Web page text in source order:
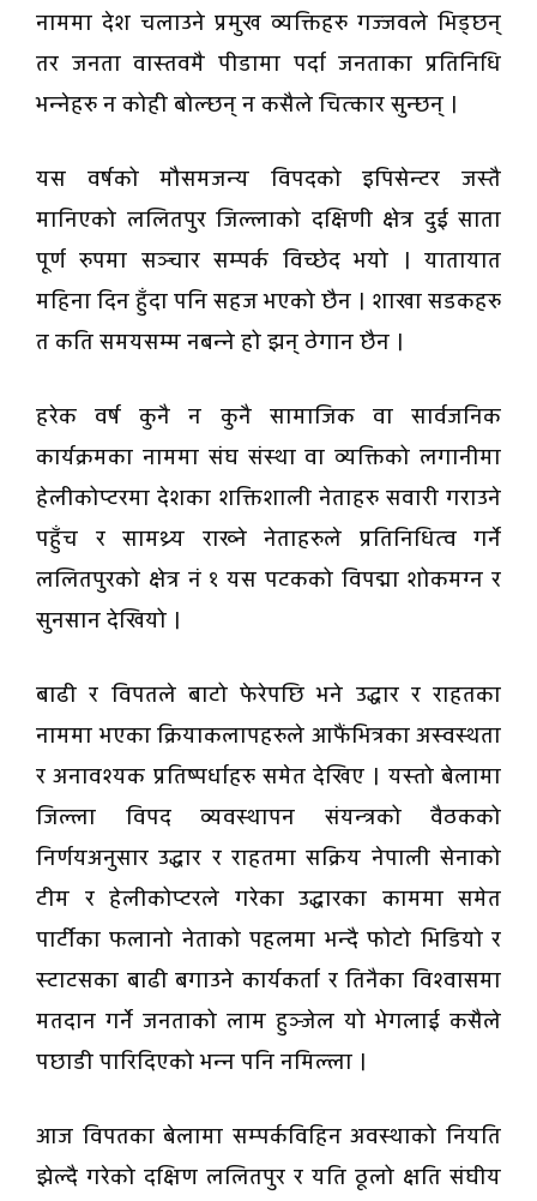
नाममा देश चलाउने प्रमुख व्यक्तिहरु गज्जवले भिड्छन्
तर जनता वास्तवमै पीडामा पर्दा जनताका प्रतिनिधि
भन्नेहरु न कोही बोल्छन् न कसैले चित्कार सुन्छन् ।
यस वर्षको मौसमजन्य विपदको इपिसेन्टर जस्तै
मानिएको ललितपुर जिल्लाको दक्षिणी क्षेत्र दुई साता
पूर्ण रुपमा सञ्चार सम्पर्क विच्छेद भयो । यातायात
महिना दिन हुँदा पनि सहज भएको छैन । शाखा सडकहरु
त कति समयसम्म नबन्ने हो झन् ठेगान छैन ।
हरेक वर्ष कुनै न कुनै सामाजिक वा सार्वजनिक
कार्यक्रमका नाममा संघ संस्था वा व्यक्तिको लगानीमा
हेलीकोप्टरमा देशका शक्तिशाली नेताहरु सवारी गराउने
पहुँच र सामथ्र्य राख्ने नेताहरुले प्रतिनिधित्व गर्ने
ललितपुरको क्षेत्र नं १ यस पटकको विपद्मा शोकमग्न र
सुनसान देखियो ।
बाढी र विपतले बाटो फेरेपछि भने उद्धार र राहतका
नाममा भएका क्रियाकलापहरुले आफैंभित्रका अस्वस्थता
र अनावश्यक प्रतिष्पर्धाहरु समेत देखिए । यस्तो बेलामा
जिल्ला विपद व्यवस्थापन संयन्त्रको वैठकको
निर्णयअनुसार उद्धार र राहतमा सक्रिय नेपाली सेनाको
टीम र हेलीकोप्टरले गरेका उद्धारका काममा समेत
पार्टीका फलानो नेताको पहलमा भन्दै फोटो भिडियो र
स्टाटसका बाढी बगाउने कार्यकर्ता र तिनैका विश्वासमा
मतदान गर्ने जनताको लाम हुञ्जेल यो भेगलाई कसैले
पछाडी पारिदिएको भन्न पनि नमिल्ला ।
आज विपतका बेलामा सम्पर्कविहिन अवस्थाको नियति
झेल्दै गरेको दक्षिण ललितपुर र यति ठूलो क्षति संघीय